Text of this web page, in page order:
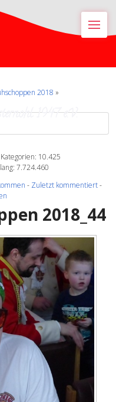
1947 e.V.
2018 »
10.425
7.724.460
- Zuletzt kommentiert-
2018_44